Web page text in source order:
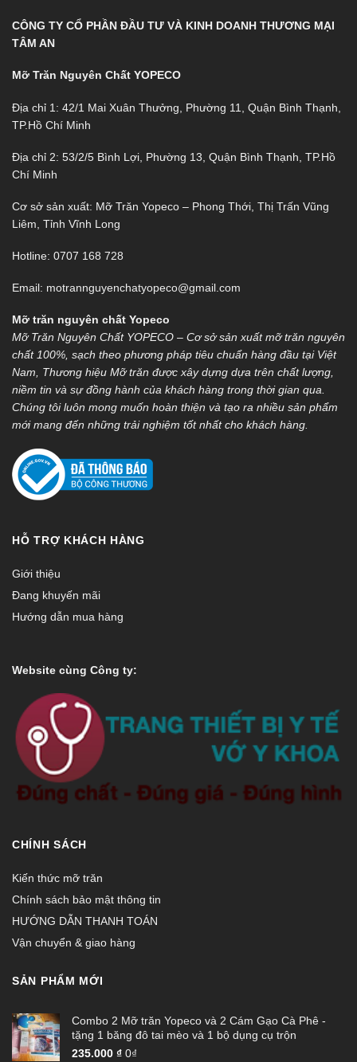
CÔNG TY CỔ PHẦN ĐẦU TƯ VÀ KINH DOANH THƯƠNG MẠI
TÂM AN
Mỡ Trăn Nguyên Chất YOPECO
Địa chỉ 1: 42/1 Mai Xuân Thưởng, Phường 11, Quận Bình Thạnh,
TP.Hồ Chí Minh
Địa chỉ 2: 53/2/5 Bình Lợi, Phường 13, Quận Bình Thạnh, TP.Hồ
Chí Minh
Cơ sở sản xuất: Mỡ Trăn Yopeco – Phong Thới, Thị Trấn Vũng
Liêm, Tỉnh Vĩnh Long
Hotline: 0707 168 728
Email: motrannguyenchatyopeco@gmail.com
Mỡ trăn nguyên chất Yopeco
Mỡ Trăn Nguyên Chất YOPECO – Cơ sở sản xuất mỡ trăn nguyên
chất 100%, sạch theo phương pháp tiêu chuẩn hàng đầu tại Việt
Nam, Thương hiệu Mỡ trăn được xây dựng dựa trên chất lượng,
niềm tin và sự đồng hành của khách hàng trong thời gian qua.
Chúng tôi luôn mong muốn hoàn thiện và tạo ra nhiều sản phẩm
mới mang đến những trải nghiệm tốt nhất cho khách hàng.
HỖ TRỢ KHÁCH HÀNG
Giới thiệu
Đang khuyến mãi
Hướng dẫn mua hàng
Website cùng Công ty:
CHÍNH SÁCH
Kiến thức mỡ trăn
Chính sách bảo mật thông tin
HƯỚNG DẪN THANH TOÁN
Vận chuyển & giao hàng
SẢN PHẨM MỚI
Combo 2 Mỡ trăn Yopeco và 2 Cám Gạo Cà Phê -
tặng 1 băng đô tai mèo và 1 bộ dụng cụ trộn
235.000 ₫ 0₫